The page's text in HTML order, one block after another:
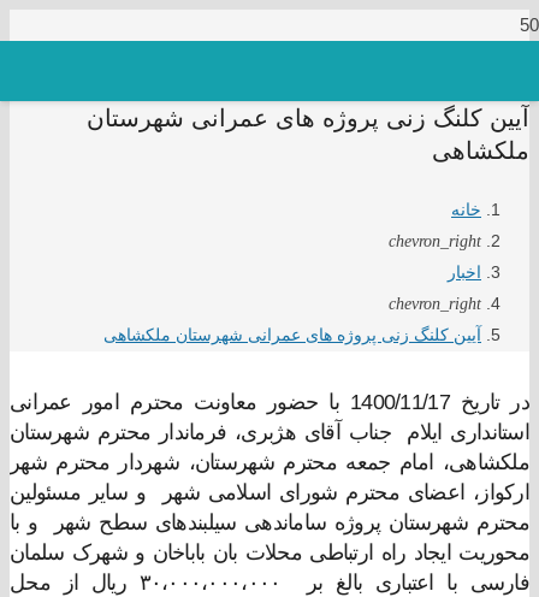
آیین کلنگ زنی پروژه های عمرانی شهرستان
ملکشاهی
خانه
chevron_right
اخبار
chevron_right
آیین کلنگ زنی پروژه های عمرانی شهرستان ملکشاهی
در تاریخ 1400/11/17 با حضور معاونت محترم امور عمرانی
استانداری ایلام جناب آقای هژبری، فرماندار محترم شهرستان
ملکشاهی، امام جمعه محترم شهرستان، شهردار محترم شهر
ارکواز، اعضای محترم شورای اسلامی شهر و سایر مسئولین
محترم شهرستان پروژه ساماندهی سیلبندهای سطح شهر و با
محوریت ایجاد راه ارتباطی محلات بان باباخان و شهرک سلمان
فارسی با اعتباری بالغ بر ۳۰،۰۰۰،۰۰۰،۰۰۰ ریال از محل